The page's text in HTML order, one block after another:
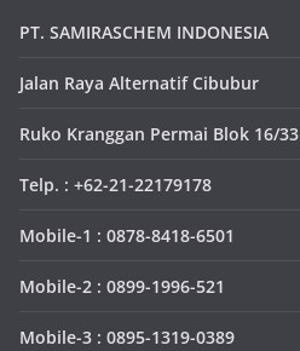
PT. SAMIRASCHEM INDONESIA
Jalan Raya Alternatif Cibubur
Ruko Kranggan Permai Blok 16/33
Telp. : +62-21-22179178
Mobile-1 : 0878-8418-6501
Mobile-2 : 0899-1996-521
Mobile-3 : 0895-1319-0389